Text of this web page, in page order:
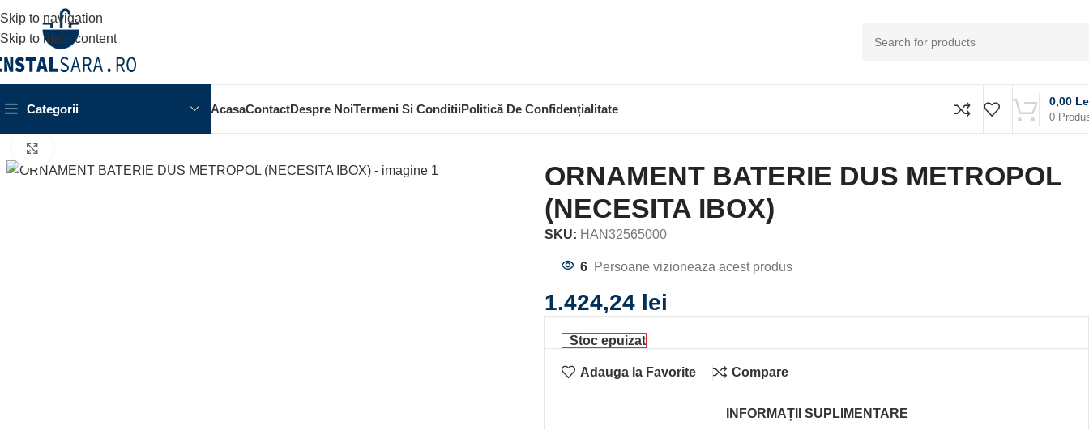
Skip to navigation
Skip to main content
Categorii AcasaContactDespre NoiTermeni Si ConditiiPolitică De Confidențialitate
0
0,00
Click to enlarge
ORNAMENT BATERIE DUS METROPOL
(NECESITA IBOX)
SKU: HAN32565000
6 Persoane vizioneaza acest produs
1.424,24 lei
Stoc epuizat
Adauga la Favorite Compare
INFORMAȚII SUPLIMENTARE